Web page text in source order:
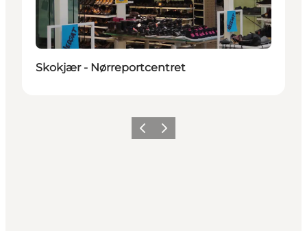
Skokjær - Nørreportcentret
Vorige Volgende